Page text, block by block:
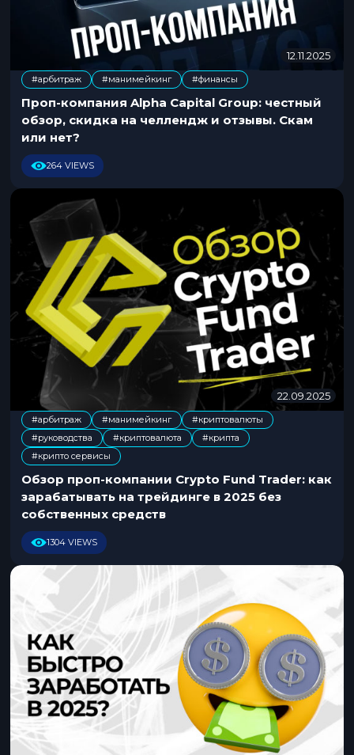
12.11.20250
9
5
#арбитраж
,
#манимейкинг #финансы
Проп-компания Alpha Capital Group: честный
обзор, скидка на челлендж и отзывы. Скам
или нет?
264 VIEWS
22.09.20250
4
2
#арбитраж
,
#манимейкинг
,
#криптовалюты
,
#руководства #криптовалюта
,
#крипта
,
#крипто сервисы
Обзор проп-компании Crypto Fund Trader: как
зарабатывать на трейдинге в 2025 без
собственных средств
1304 VIEWS